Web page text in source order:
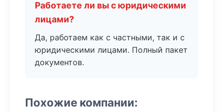
Работаете ли вы с юридическими
лицами?
Да, работаем как с частными, так и с
юридическими лицами. Полный пакет
документов.
Похожие компании: